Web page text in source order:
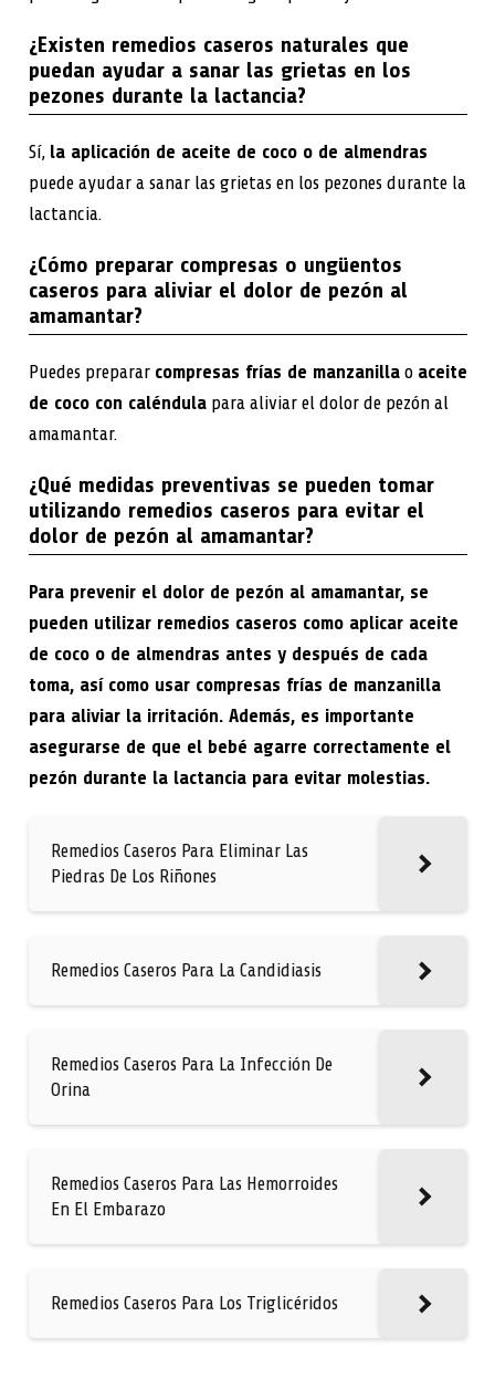
¿Existen remedios caseros naturales que
puedan ayudar a sanar las grietas en los
pezones durante la lactancia?
Sí, la aplicación de aceite de coco o de almendras
puede ayudar a sanar las grietas en los pezones durante la
lactancia.
¿Cómo preparar compresas o ungüentos
caseros para aliviar el dolor de pezón al
amamantar?
Puedes preparar compresas frías de manzanillao aceite
de coco con caléndulapara aliviar el dolor de pezón al
amamantar.
¿Qué medidas preventivas se pueden tomar
utilizando remedios caseros para evitar el
dolor de pezón al amamantar?
Para prevenir el dolor de pezón al amamantar, se
pueden utilizar remedios caseros como aplicar aceite
de coco o de almendras antes y después de cada
toma, así como usar compresas frías de manzanilla
para aliviar la irritación. Además, es importante
asegurarse de que el bebé agarre correctamente el
pezón durante la lactancia para evitar molestias.
Remedios Caseros Para Eliminar Las
Piedras De Los Riñones
Remedios Caseros Para La Candidiasis
Remedios Caseros Para La Infección De
Orina
Remedios Caseros Para Las Hemorroides
En El Embarazo
Remedios Caseros Para Los Triglicéridos